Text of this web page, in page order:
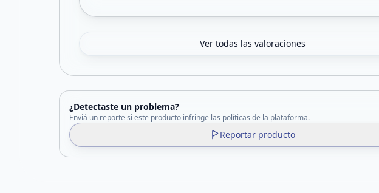
Ver todas las valoraciones
¿Detectaste un problema?
Enviá un reporte si este producto infringe las políticas de la plataforma.
Reportar producto